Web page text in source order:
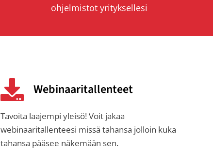
ohjelmistot yrityksellesi
Webinaaritallenteet
Tavoita laajempi yleisö! Voit jakaa
webinaaritallenteesi missä tahansa jolloin kuka
tahansa pääsee näkemään sen.